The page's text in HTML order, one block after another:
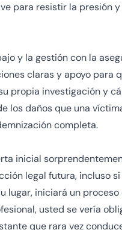
para resistir la presión
y la gestión con la
claras y apoyo para
propia investigación y
los daños que una
completa.
inicial
legal futura, incluso
lugar, iniciará un proceso
usted se vería
que rara vez